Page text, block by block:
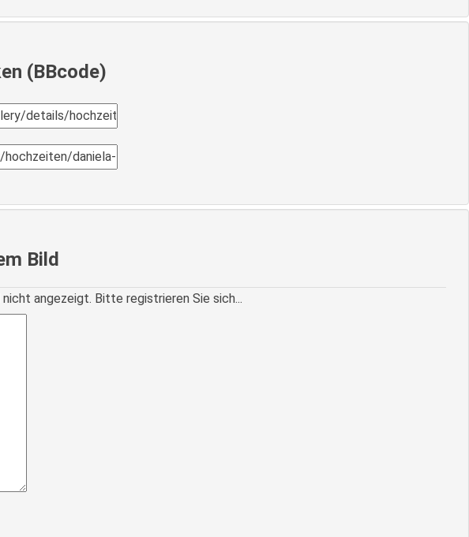
(BBcode)
Bild
angezeigt. Bitte registrieren Sie sich...